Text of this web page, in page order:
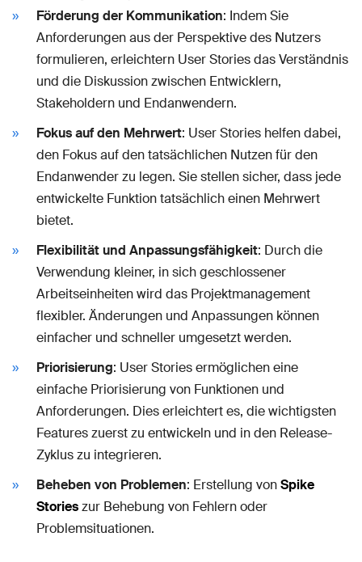
Förderung der Kommunikation: Indem Sie
Anforderungen aus der Perspektive des Nutzers
formulieren, erleichtern User Stories das Verständnis
und die Diskussion zwischen Entwicklern,
Stakeholdern und Endanwendern.
Fokus auf den Mehrwert: User Stories helfen dabei,
den Fokus auf den tatsächlichen Nutzen für den
Endanwender zu legen. Sie stellen sicher, dass jede
entwickelte Funktion tatsächlich einen Mehrwert
bietet.
Flexibilität und Anpassungsfähigkeit: Durch die
Verwendung kleiner, in sich geschlossener
Arbeitseinheiten wird das Projektmanagement
flexibler. Änderungen und Anpassungen können
einfacher und schneller umgesetzt werden.
Priorisierung: User Stories ermöglichen eine
einfache Priorisierung von Funktionen und
Anforderungen. Dies erleichtert es, die wichtigsten
Features zuerst zu entwickeln und in den Release-
Zyklus zu integrieren.
Beheben von Problemen: Erstellung vonSpike
Storieszur Behebung von Fehlern oder
Problemsituationen.